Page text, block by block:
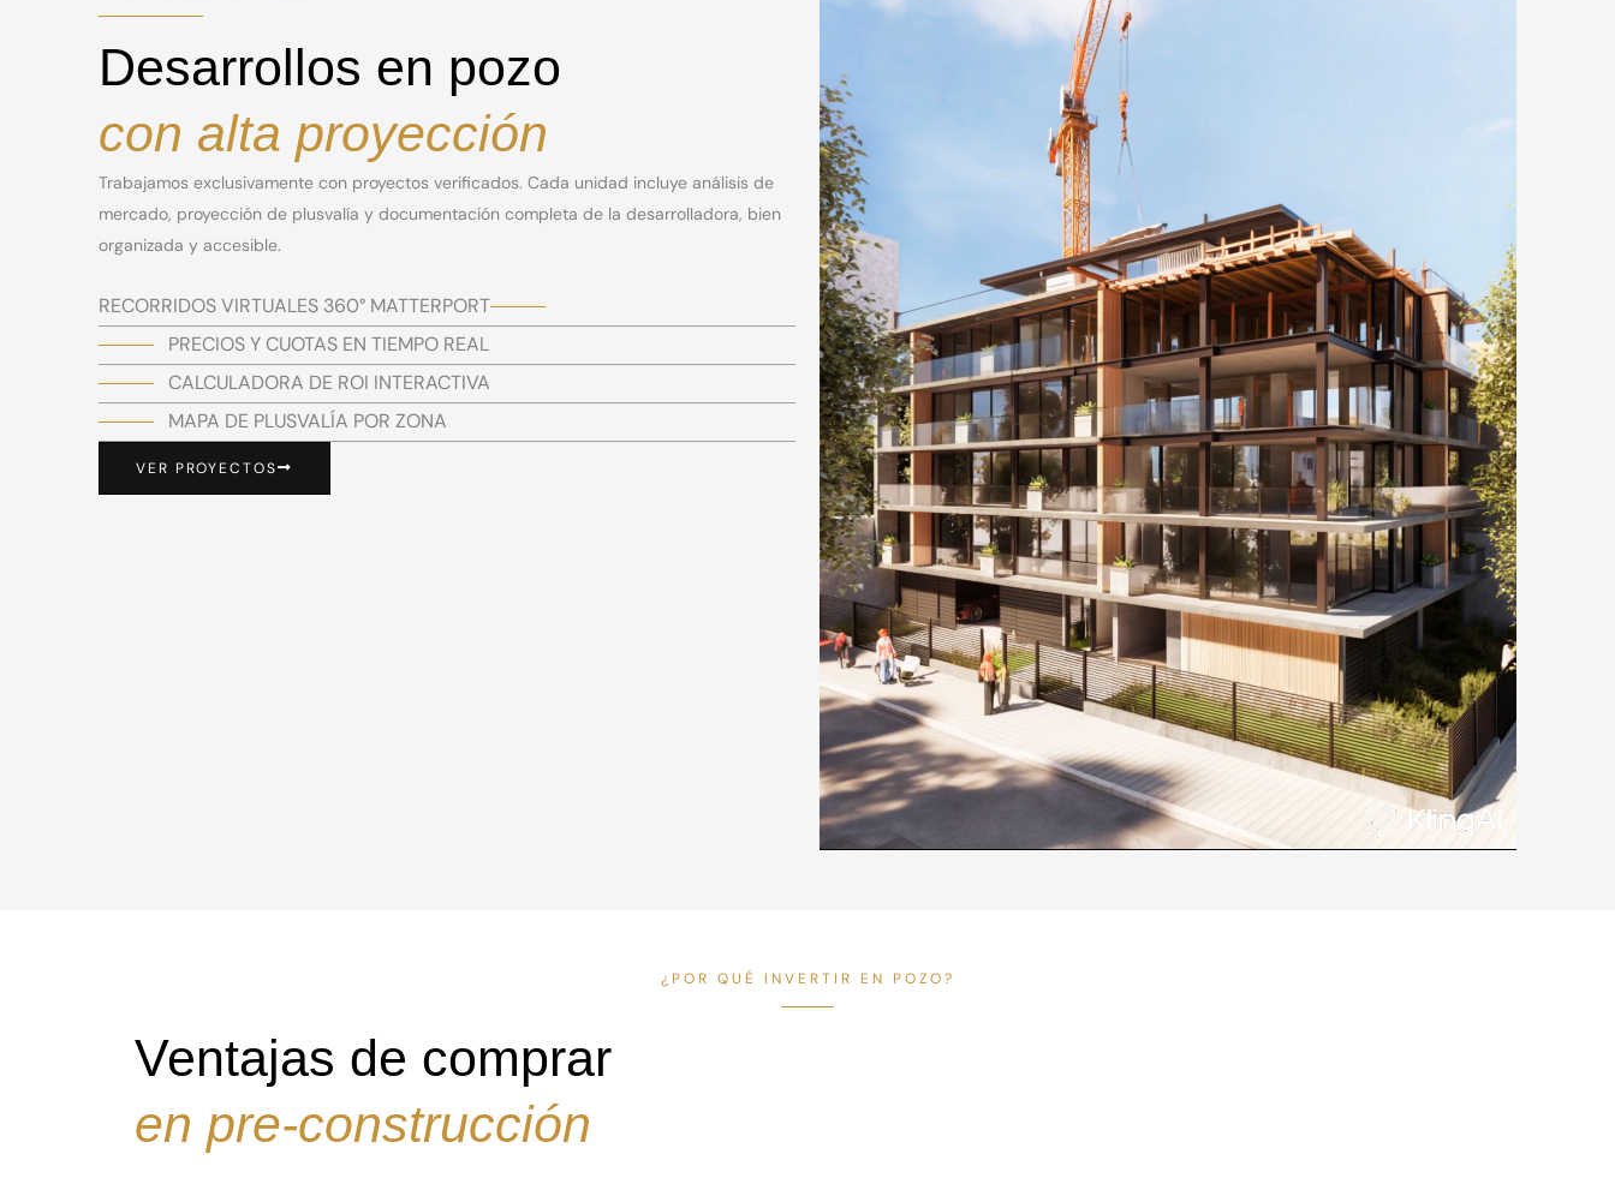
Desarrollos en pozo
con alta proyección
Trabajamos exclusivamente con proyectos verificados. Cada unidad incluye análisis de
mercado, proyección de plusvalía y documentación completa de la desarrolladora, bien
organizada y accesible.
RECORRIDOS VIRTUALES 360° MATTERPORT
PRECIOS Y CUOTAS EN TIEMPO REAL
CALCULADORA DE ROI INTERACTIVA
MAPA DE PLUSVALÍA POR ZONA
VER PROYECTOS
¿POR QUÉ INVERTIR EN POZO?
Ventajas de comprar
en pre-construcción